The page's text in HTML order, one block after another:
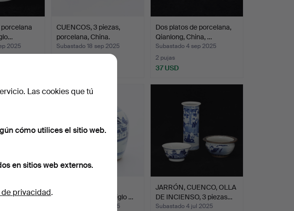
2025
CUENCOS, 3 piezas,
porcelana, China.
Subastado 18 sep 2025
Dos platos de porcelana,
Qianlong, China, …
Subastado 4 sep 2025
2 pujas
37 USD
del
co…
bojan/jengibre del siglo …
Subastado 10 ago 2025
JARRÓN, CUENCO, OLLA
DE INCIENSO, 3 piezas…
Subastado 4 jul 2025
Las cookies que tú
cómo utilices el sitio web.
en sitios web externos.
privacidad.